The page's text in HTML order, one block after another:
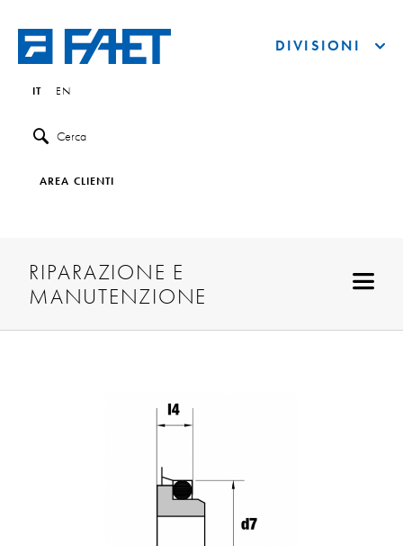
IT EN
Cerca
AREA CLIENTI
DIVISIONI
RIPARAZIONE E
MANUTENZIONE